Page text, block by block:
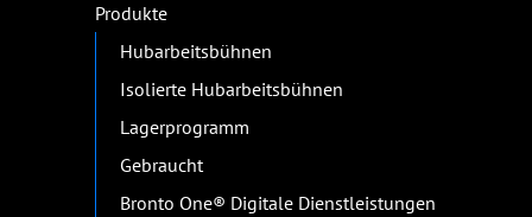
Produkte
Hubarbeitsbühnen
Isolierte Hubarbeitsbühnen
Lagerprogramm
Gebraucht
Bronto One® Digitale Dienstleistungen